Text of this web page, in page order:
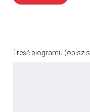
Treść biogramu (opisz